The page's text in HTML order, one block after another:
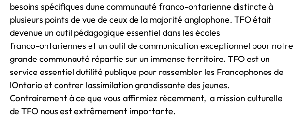
besoins spécifiques dune communauté franco-ontarienne distincte à
plusieurs points de vue de ceux de la majorité anglophone. TFO était
devenue un outil pédagogique essentiel dans les écoles
franco-ontariennes et un outil de communication exceptionnel pour notre
grande communauté répartie sur un immense territoire. TFO est un
service essentiel dutilité publique pour rassembler les Francophones de
lOntario et contrer lassimilation grandissante des jeunes.
Contrairement à ce que vous affirmiez récemment, la mission culturelle
de TFO nous est extrêmement importante.